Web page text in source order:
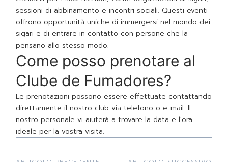
sessioni di abbinamento e incontri sociali. Questi eventi
offrono opportunità uniche di immergersi nel mondo dei
sigari e di entrare in contatto con persone che la
pensano allo stesso modo.
Come posso prenotare al
Clube de Fumadores?
Le prenotazioni possono essere effettuate contattando
direttamente il nostro club via telefono o e-mail. Il
nostro personale vi aiuterà a trovare la data e l'ora
ideale per la vostra visita.